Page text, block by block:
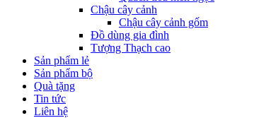
Chậu cây cảnh
Chậu cây cảnh gốm
Đồ dùng gia đình
Tượng Thạch cao
Sản phẩm lẻ
Sản phẩm bộ
Quà tặng
Tin tức
Liên hệ